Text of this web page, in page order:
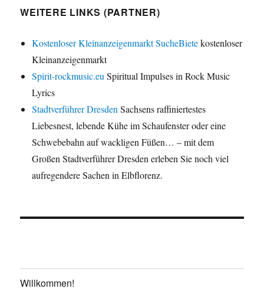
WEITERE LINKS (PARTNER)
Kostenloser Kleinanzeigenmarkt SucheBietekostenloser
Kleinanzeigenmarkt
Spirit-rockmusic.eu Spiritual Impulses in Rock Music
Lyrics
Stadtverführer Dresden Sachsens raffiniertestes
Liebesnest, lebende Kühe im Schaufenster oder eine
Schwebebahn auf wackligen Füßen… – mit dem
Großen Stadtverführer Dresden erleben Sie noch viel
aufregendere Sachen in Elbflorenz.
Willkommen!